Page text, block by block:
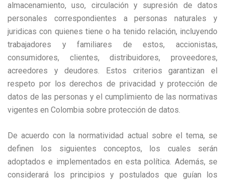
almacenamiento, uso, circulación y supresión de datos
personales correspondientes a personas naturales y
juridicas con quienes tiene o ha tenido relación, incluyendo
trabajadores y familiares de estos, accionistas,
consumidores, clientes, distribuidores, proveedores,
acreedores y deudores. Estos criterios garantizan el
respeto por los derechos de privacidad y protección de
datos de las personas y el cumplimiento de las normativas
vigentes en Colombia sobre protección de datos.
De acuerdo con la normatividad actual sobre el tema, se
definen los siguientes conceptos, los cuales serán
adoptados e implementados en esta política. Además, se
considerará los principios y postulados que guían los